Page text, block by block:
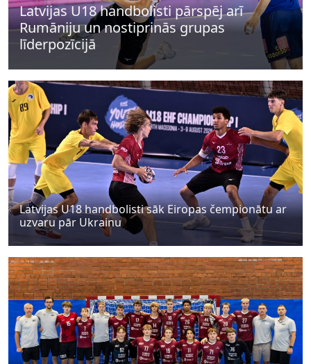
Latvijas U18 handbolisti pārspēj arī
Rumāniju un nostiprinās grupas
līderpozīcijā
Latvijas U18 handbolisti sāk Eiropas čempionātu ar
uzvaru pār Ukrainu